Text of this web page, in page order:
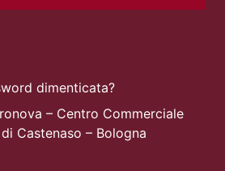
dimenticata?
– Centro Commerciale
Castenaso – Bologna